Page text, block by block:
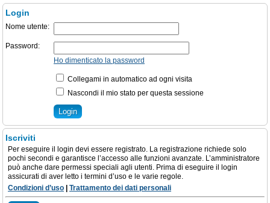
Login
Nome utente:
Password:
Ho dimenticato la password
Collegami in automatico ad ogni visita
Nascondi il mio stato per questa sessione
Iscriviti
Per eseguire il login devi essere registrato. La registrazione richiede solo
pochi secondi e garantisce l’accesso alle funzioni avanzate. L’amministratore
può anche dare permessi speciali agli utenti. Prima di eseguire il login
assicurati di aver letto i termini d’uso e le varie regole.
Condizioni d’uso
Trattamento dei dati personali